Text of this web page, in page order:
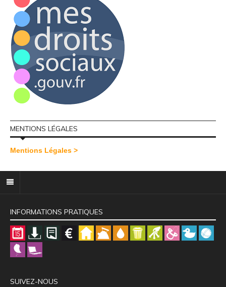
MENTIONS LÉGALES
Mentions Légales >
INFORMATIONS PRATIQUES
SUIVEZ-NOUS